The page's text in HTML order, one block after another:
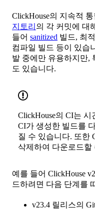
ClickHouse의 지속적
지토리 의 각 커밋에 대
들어 sanitized 빌드, 최
컴파일 빌드 등이 있습
발 중에만 유용하지만,
도 있습니다.
ClickHouse의 CI는
CI가 생성한 빌드를
질 수 있습니다. 또한
삭제하여 다운로드할
예를 들어 ClickHouse
드하려면 다음 단계를
v23.4 릴리스의